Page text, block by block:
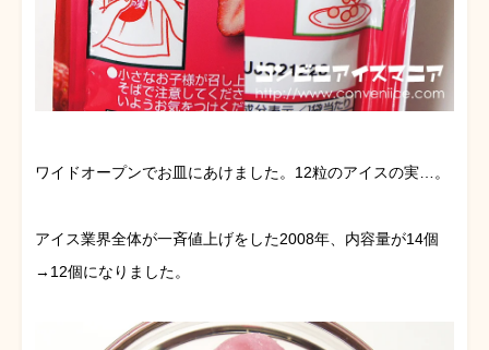
ワイドオープンでお皿にあけました。12粒のアイスの実…。
アイス業界全体が一斉値上げをした2008年、内容量が14個
→12個になりました。